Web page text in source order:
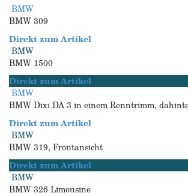
BMW
BMW 309
Direkt zum Artikel
BMW
BMW 1500
Direkt zum Artikel
BMW
BMW Dixi DA 3 in einem Renntrimm,
Direkt zum Artikel
BMW
BMW 319, Frontansicht
Direkt zum Artikel
BMW
BMW 326 Limousine